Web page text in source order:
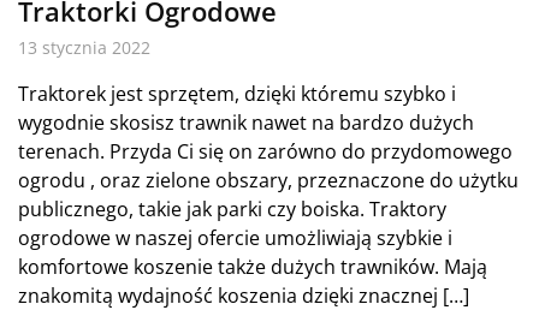
Traktorki Ogrodowe
13 stycznia 2022
Traktorek jest sprzętem, dzięki któremu szybko i
wygodnie skosisz trawnik nawet na bardzo dużych
terenach. Przyda Ci się on zarówno do przydomowego
ogrodu , oraz zielone obszary, przeznaczone do użytku
publicznego, takie jak parki czy boiska. Traktory
ogrodowe w naszej ofercie umożliwiają szybkie i
komfortowe koszenie także dużych trawników. Mają
znakomitą wydajność koszenia dzięki znacznej […]